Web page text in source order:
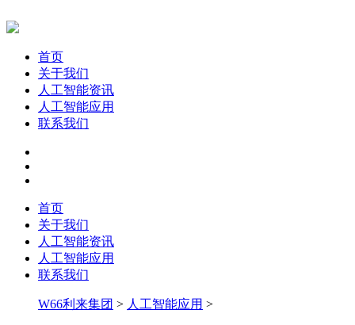
首页
关于我们
人工智能资讯
人工智能应用
联系我们
首页
关于我们
人工智能资讯
人工智能应用
联系我们
W66利来集团 > 人工智能应用 >